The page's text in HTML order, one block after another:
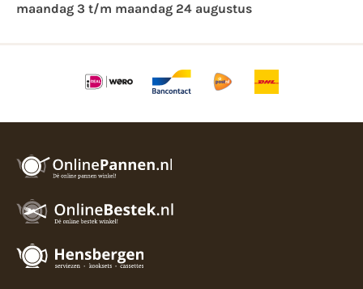
maandag 3 t/m maandag 24 augustus